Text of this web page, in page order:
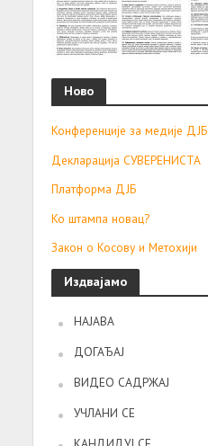
Ново
Конференције за медије ДЈБ
Декларација СУВЕРЕНИСТА
Платформа ДЈБ
Ко штампа новац?
Закон о Косову и Метохији
Издвајамо
НАЈАВА
ДОГАЂАЈ
ВИДЕО САДРЖАЈ
УЧЛАНИ СЕ